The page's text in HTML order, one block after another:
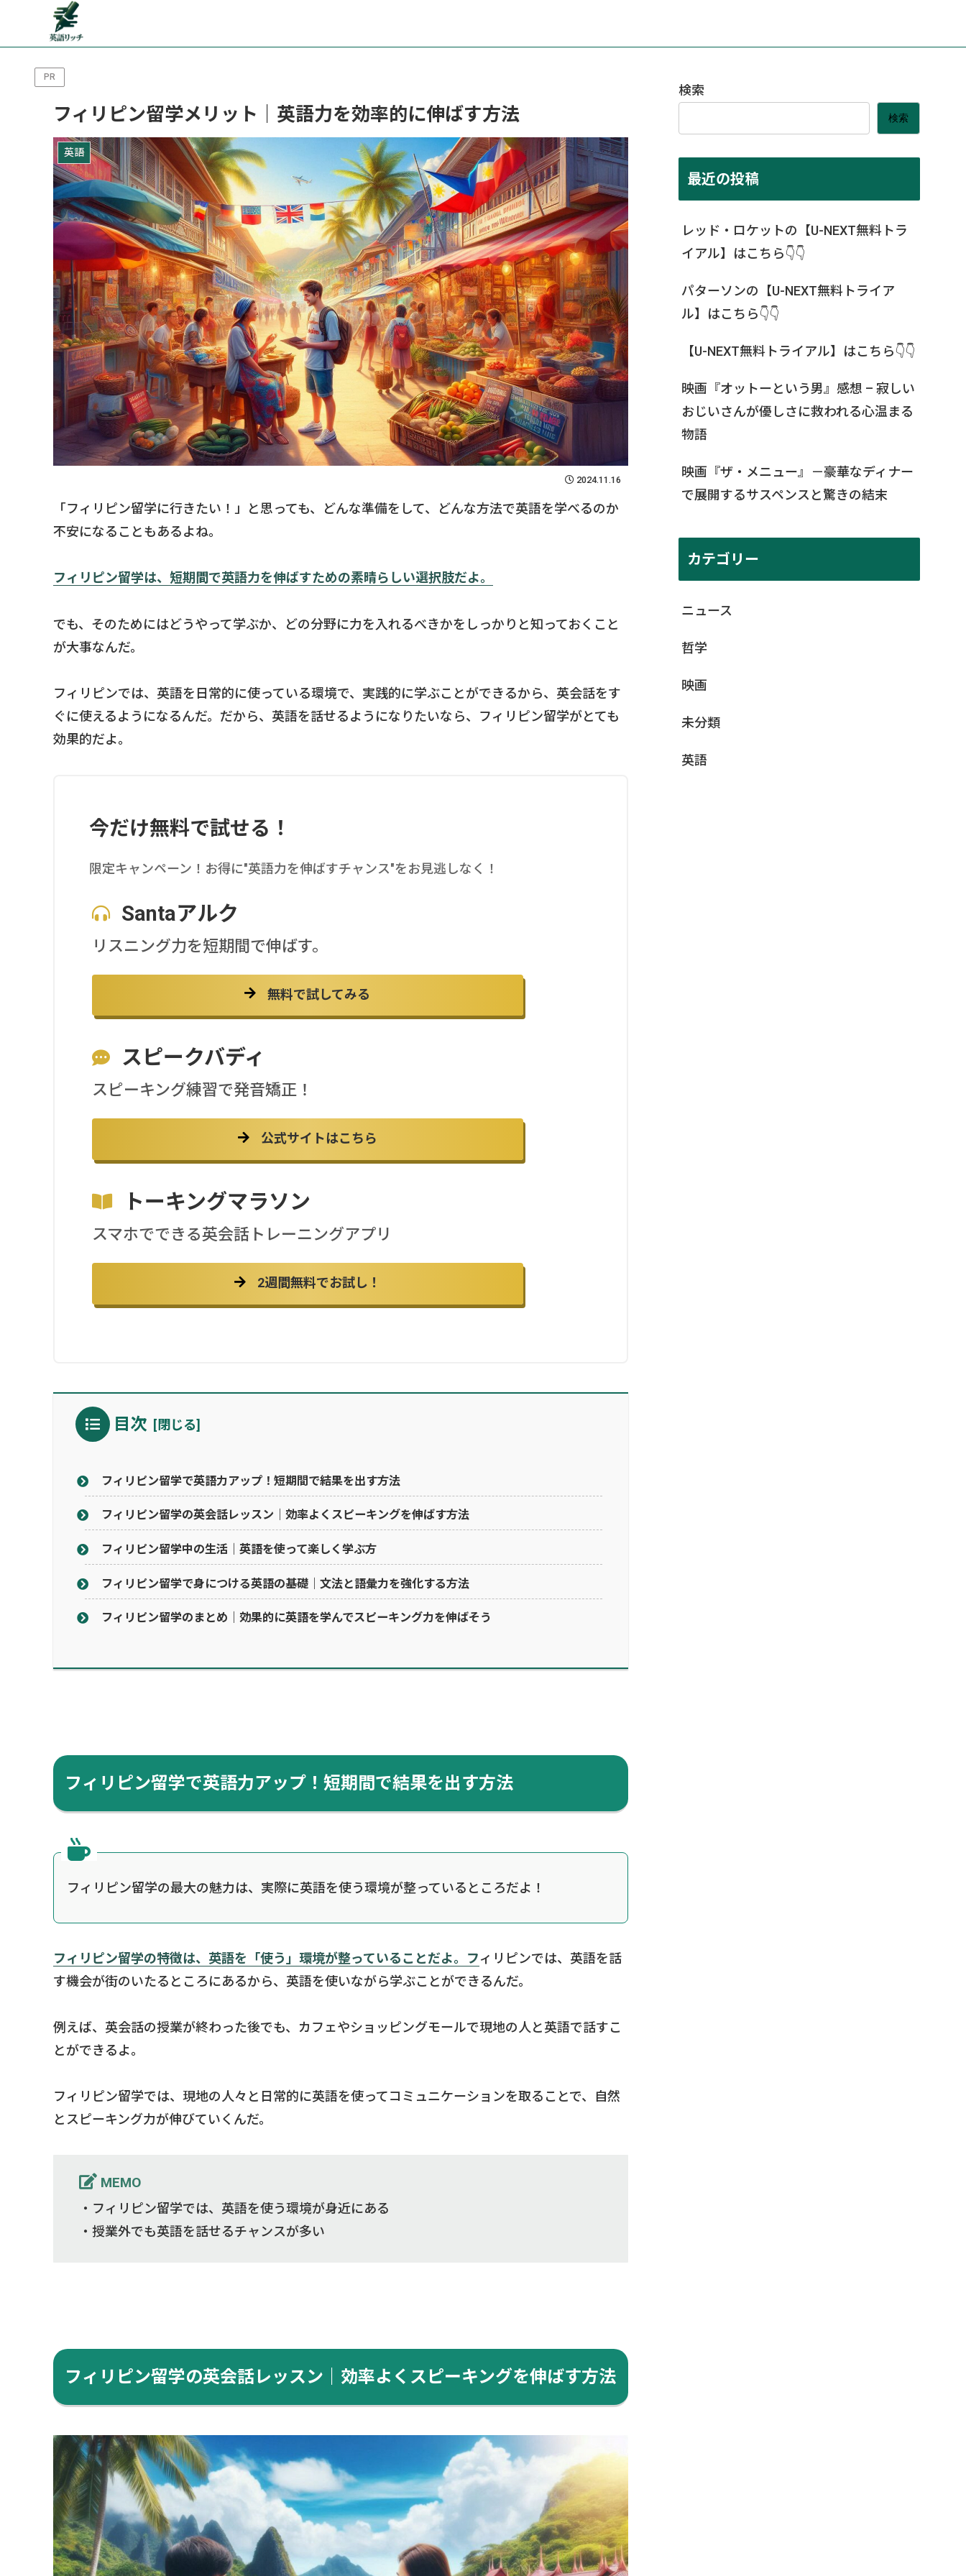
PR
フィリピン留学メリット｜英語力を効率的に伸ばす方法
英語
2024.11.16
「フィリピン留学に行きたい！」と思っても、どんな準備をして、どんな方法で英語を学べるのか
不安になることもあるよね。
フィリピン留学は、短期間で英語力を伸ばすための素晴らしい選択肢だよ。
でも、そのためにはどうやって学ぶか、どの分野に力を入れるべきかをしっかりと知っておくこと
が大事なんだ。
フィリピンでは、英語を日常的に使っている環境で、実践的に学ぶことができるから、英会話をす
ぐに使えるようになるんだ。だから、英語を話せるようになりたいなら、フィリピン留学がとても
効果的だよ。
今だけ無料で試せる！
限定キャンペーン！お得に"英語力を伸ばすチャンス"をお見逃しなく！
Santaアルク
リスニング力を短期間で伸ばす。
無料で試してみる
スピークバディ
スピーキング練習で発音矯正！
公式サイトはこちら
トーキングマラソン
スマホでできる英会話トレーニングアプリ
2週間無料でお試し！
目次
フィリピン留学で英語力アップ！短期間で結果を出す方法
フィリピン留学の英会話レッスン｜効率よくスピーキングを伸ばす方法
フィリピン留学中の生活｜英語を使って楽しく学ぶ方
フィリピン留学で身につける英語の基礎｜文法と語彙力を強化する方法
フィリピン留学のまとめ｜効果的に英語を学んでスピーキング力を伸ばそう
フィリピン留学で英語力アップ！短期間で結果を出す方法
フィリピン留学の最大の魅力は、実際に英語を使う環境が整っているところだよ！
フィリピン留学の特徴は、英語を「使う」環境が整っていることだよ。フィリピンでは、英語を話
す機会が街のいたるところにあるから、英語を使いながら学ぶことができるんだ。
例えば、英会話の授業が終わった後でも、カフェやショッピングモールで現地の人と英語で話すこ
とができるよ。
フィリピン留学では、現地の人々と日常的に英語を使ってコミュニケーションを取ることで、自然
とスピーキング力が伸びていくんだ。
MEMO
・フィリピン留学では、英語を使う環境が身近にある
・授業外でも英語を話せるチャンスが多い
フィリピン留学の英会話レッスン｜効率よくスピーキングを伸ばす方法
検索
検索
最近の投稿
レッド・ロケットの【U-NEXT無料トラ
イアル】はこちら👇👇
パターソンの【U-NEXT無料トライア
ル】はこちら👇👇
【U-NEXT無料トライアル】はこちら👇👇
映画『オットーという男』感想 – 寂しい
おじいさんが優しさに救われる心温まる
物語
映画『ザ・メニュー』－豪華なディナー
で展開するサスペンスと驚きの結末
カテゴリー
ニュース
哲学
映画
未分類
英語